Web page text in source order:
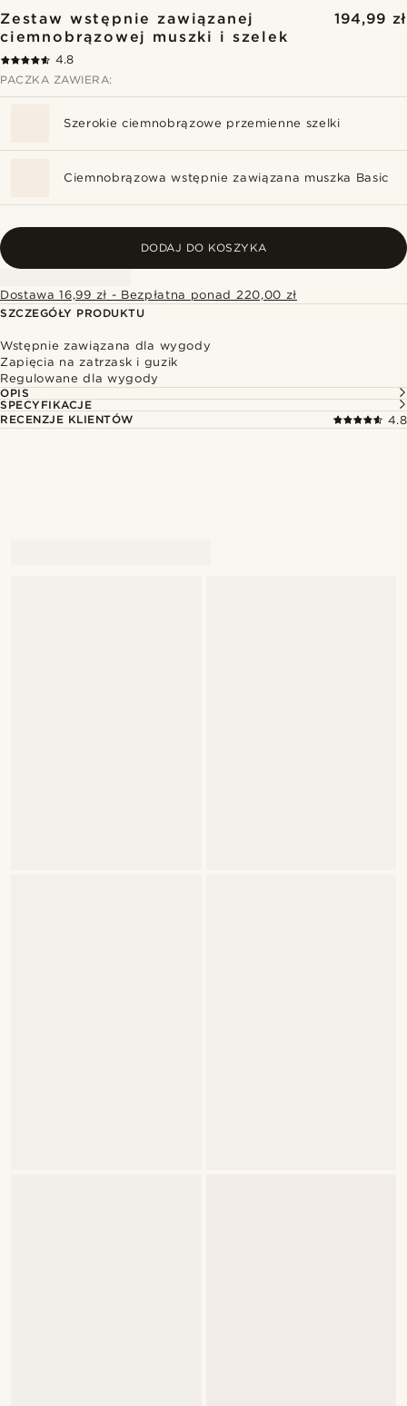
Zestaw wstępnie zawiązanej
ciemnobrązowej muszki i szelek
194,99 zł
4.8
PACZKA ZAWIERA:
Szerokie ciemnobrązowe przemienne szelki
Ciemnobrązowa wstępnie zawiązana muszka Basic
DODAJ DO KOSZYKA
Dostawa 16,99 zł - Bezpłatna ponad 220,00 zł
SZCZEGÓŁY PRODUKTU
Wstępnie zawiązana dla wygody
Zapięcia na zatrzask i guzik
Regulowane dla wygody
OPIS
SPECYFIKACJE
RECENZJE KLIENTÓW
4.8